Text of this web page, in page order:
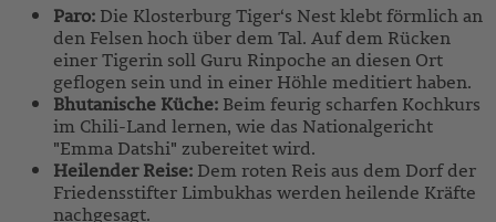
Paro: Die Klosterburg Tiger‘s Nest klebt förmlich an
den Felsen hoch über dem Tal. Auf dem Rücken
einer Tigerin soll Guru Rinpoche an diesen Ort
geflogen sein und in einer Höhle meditiert haben.
Bhutanische Küche: Beim feurig scharfen Kochkurs
im Chili-Land lernen, wie das Nationalgericht
"Emma Datshi" zubereitet wird.
Heilender Reise: Dem roten Reis aus dem Dorf der
Friedensstifter Limbukhas werden heilende Kräfte
nachgesagt.